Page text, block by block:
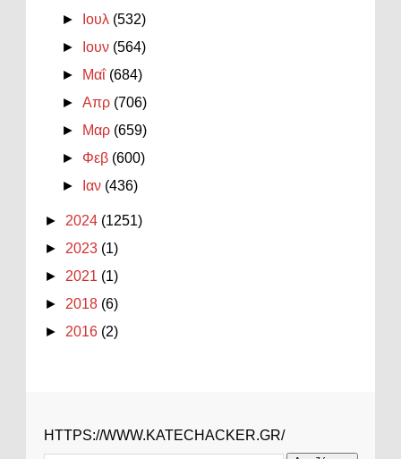
►
Ιουλ (532)
►
Ιουν (564)
►
Μαΐ (684)
►Απρ (706)
►
Μαρ (659)
► Φεβ (600)
►
Ιαν (436)
► 2024 (1251)
► 2023 (1)
► 2021 (1)
► 2018 (6)
► 2016 (2)
HTTPS://WWW.KATECHACKER.GR/